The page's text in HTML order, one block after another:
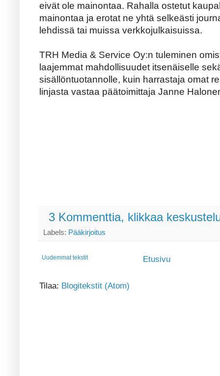
eivät ole mainontaa. Rahalla ostetut
mainontaa ja erotat ne yhtä selkeästi
lehdissä tai muissa verkkojulkaisuissa.
TRH Media & Service Oy:n tuleminen
laajemmat mahdollisuudet itsenäiselle
sisällöntuotannolle, kuin harrastaja omat
linjasta vastaa päätoimittaja Janne
3 Kommenttia, klikkaa
Labels: Pääkirjoitus
Uudemmat tekstit Etusivu
Tilaa: Blogitekstit (Atom)